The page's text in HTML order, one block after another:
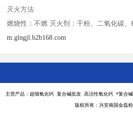
灭火方法
燃烧性：不燃 灭火剂：干粉、二氧化碳、
m.glngjl.b2b168.com
主营产品：超细氧化钙 复合碱批发 高活性氧化钙 *复合
版权所有：兴安南国金磊